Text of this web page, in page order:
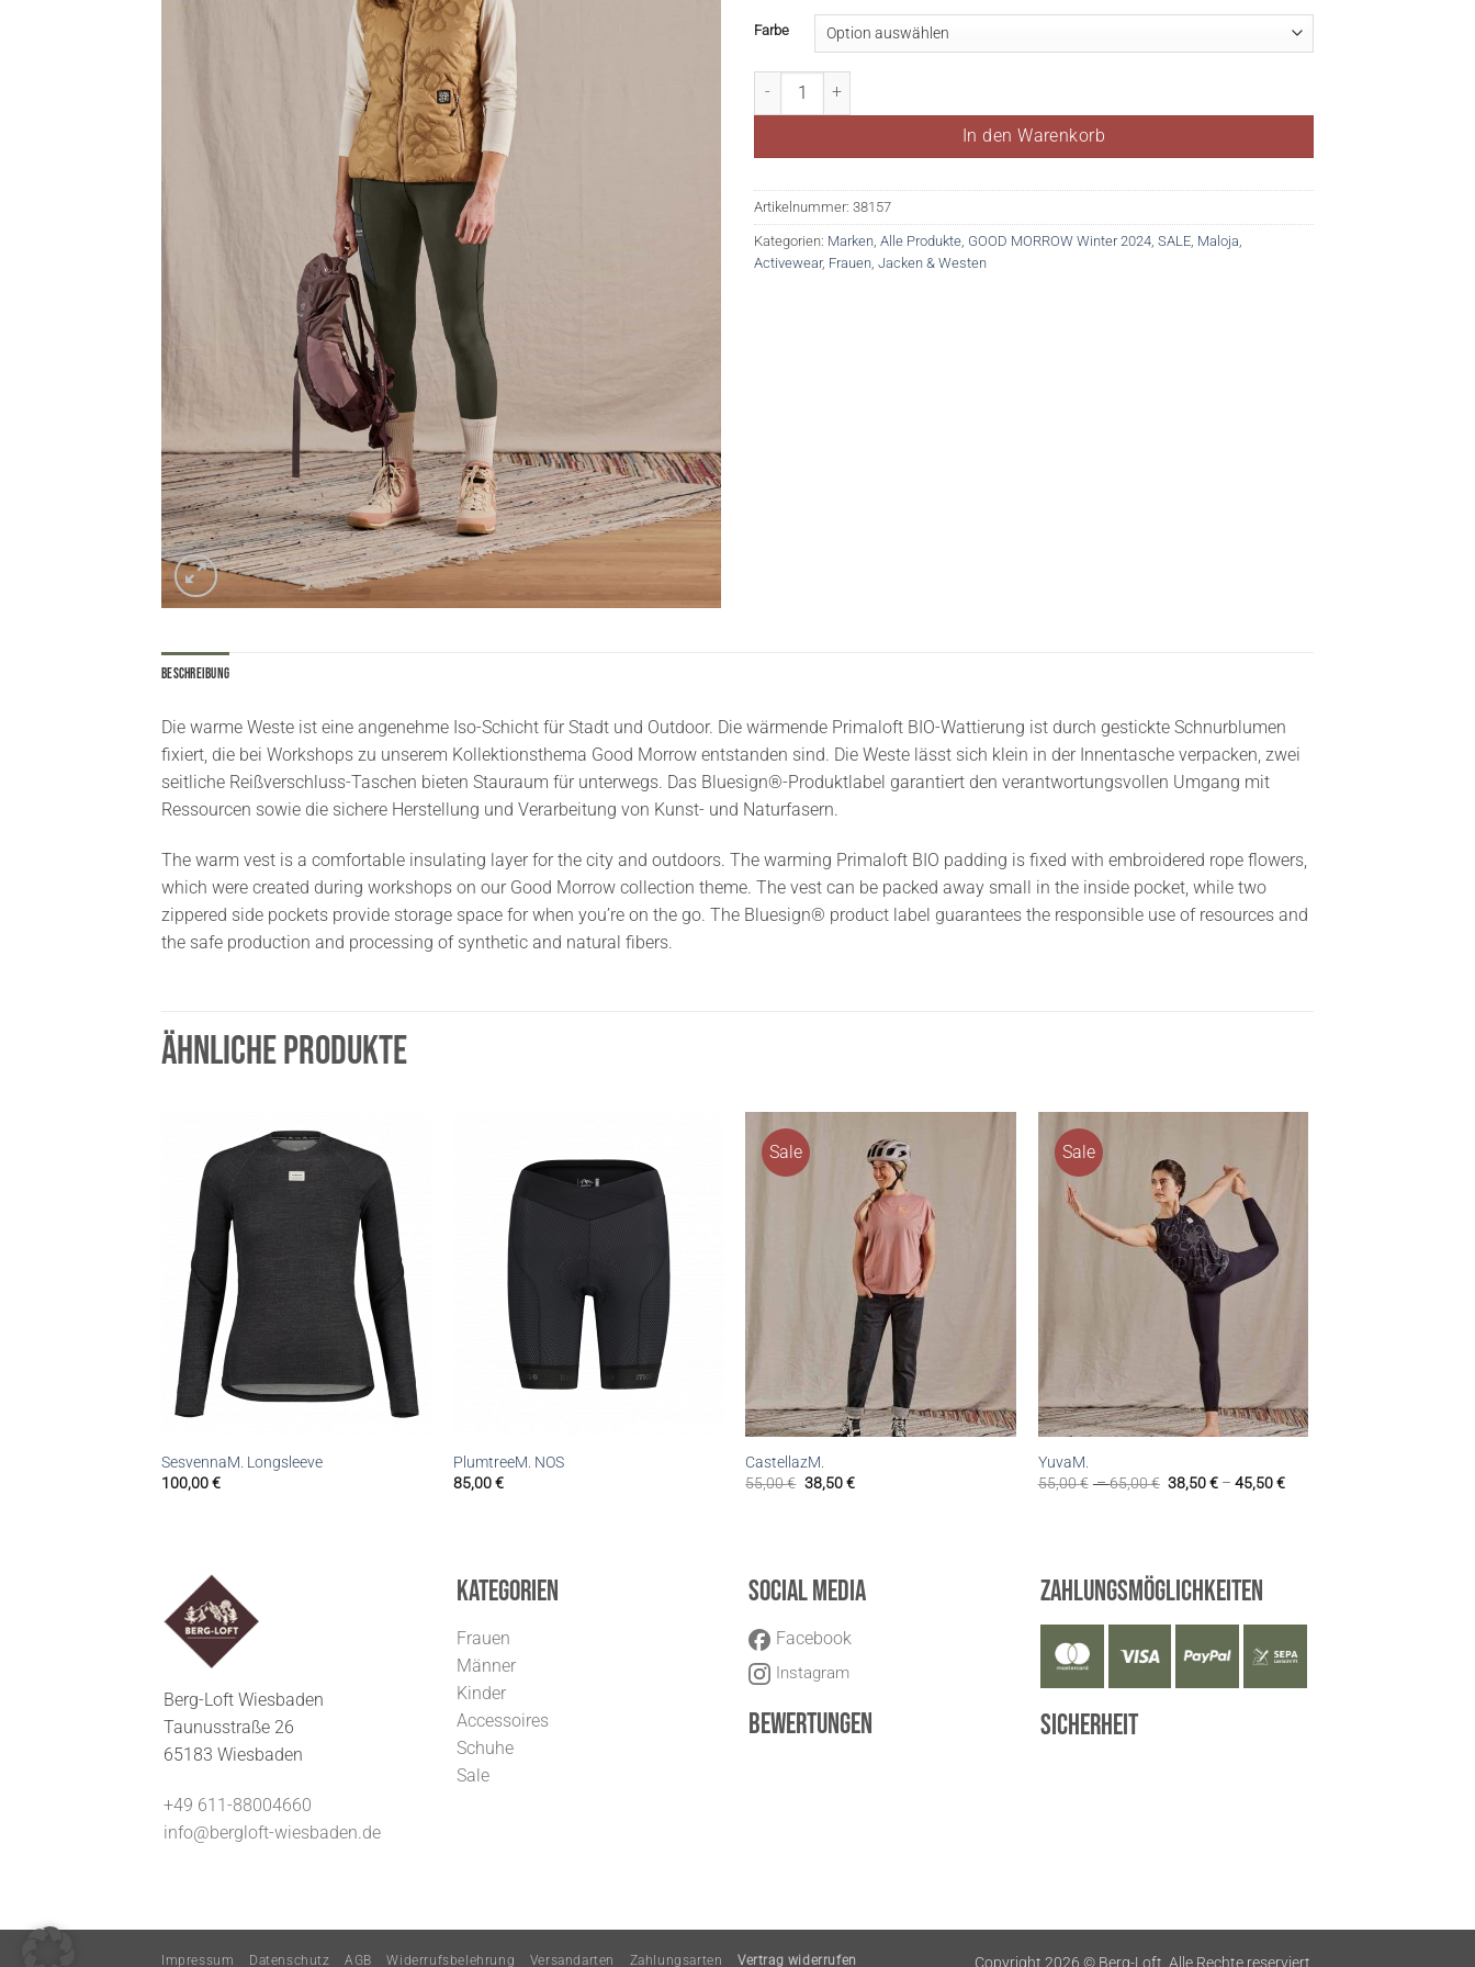
Farbe
NussbergM. Menge
In den Warenkorb
Artikelnummer: 38157
Kategorien: Marken Alle Produkte GOOD MORROW Winter 2024 SALE Maloja
Activewear, Frauen Jacken & Westen
Beschreibung
Die warme Weste ist eine angenehme Iso-Schicht für Stadt und Outdoor. Die wärmende Primaloft BIO-Wattierung ist durch gestickte Schnurblumen
fixiert, die bei Workshops zu unserem Kollektionsthema Good Morrow entstanden sind. Die Weste lässt sich klein in der Innentasche verpacken, zwei
seitliche Reißverschluss-Taschen bieten Stauraum für unterwegs. Das Bluesign®-Produktlabel garantiert den verantwortungsvollen Umgang mit
Ressourcen sowie die sichere Herstellung und Verarbeitung von Kunst- und Naturfasern.
The warm vest is a comfortable insulating layer for the city and outdoors. The warming Primaloft BIO padding is fixed with embroidered rope flowers,
which were created during workshops on our Good Morrow collection theme. The vest can be packed away small in the inside pocket, while two
zippered side pockets provide storage space for when you’re on the go. The Bluesign® product label guarantees the responsible use of resources and
the safe production and processing of synthetic and natural fibers.
ÄHNLICHE PRODUKTE
SesvennaM. Longsleeve
100,00€
PlumtreeM. NOS
85,00€
Sale
CastellazM.
55,00€ 38,50€
Sale
YuvaM.
55,00€ –65,00€ 38,50€ –45,50€
Berg-Loft Wiesbaden
Taunusstraße 26
65183 Wiesbaden
+49 611-88004660
info@bergloft-wiesbaden.de
Kategorien
Frauen
Männer
Kinder
Accessoires
Schuhe
Sale
Social Media
Facebook
Instagram
Bewertungen
Zahlungsmöglichkeiten
Sicherheit
Impressum Datenschutz AGB Widerrufsbelehrung Versandarten Zahlungsarten Vertrag widerrufen